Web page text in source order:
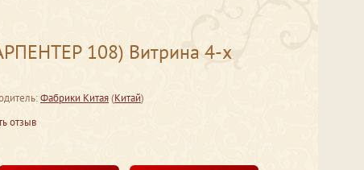
108) Витрина 4-х
Фабрики Китая(Китай)
отзыв